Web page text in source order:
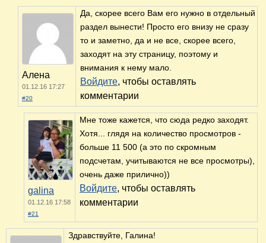
Алена
01.12.16 17:27
#20
Да, скорее всего Вам его нужно в отдельный
раздел вынести! Просто его внизу не сразу
то и заметно, да и не все, скорее всего,
заходят на эту страницу, поэтому и
внимания к нему мало.
Войдите, чтобы оставлять
комментарии
galina
01.12.16 17:58
#21
Мне тоже кажется, что сюда редко заходят.
Хотя... глядя на количество просмотров -
больше 11 500 (а это по скромным
подсчетам, учитываются не все просмотры),
очень даже прилично))
Войдите, чтобы оставлять
комментарии
Здравствуйте, Галина!